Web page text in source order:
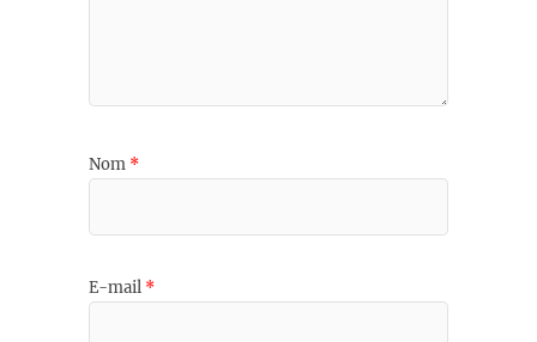
Nom *
E-mail *